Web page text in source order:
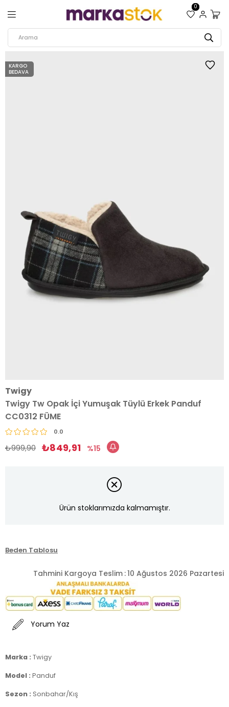
0
KARGO
BEDAVA
Twigy
Twigy Tw Opak İçi Yumuşak Tüylü Erkek Panduf
CC0312 FÜME
0.0
₺999,90 ₺849,91 15
Ürün stoklarımızda kalmamıştır.
Beden Tablosu
Tahmini Kargoya Teslim :10 Ağustos 2026 Pazartesi
Yorum Yaz
Marka : Twigy
Model : Panduf
Sezon : Sonbahar/Kış